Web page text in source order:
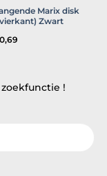
Marix disk
Zwart
0,69
!